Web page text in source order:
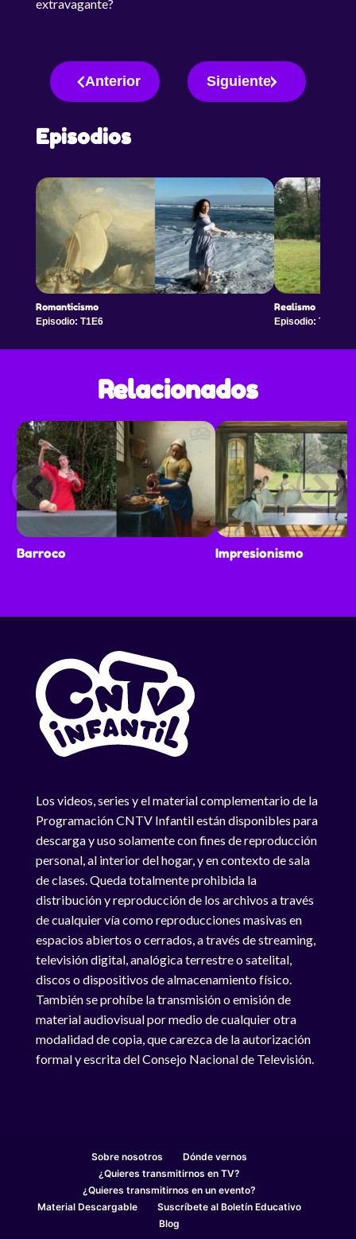
extravagante?
Anterior Siguiente
Episodios
Romanticismo
Episodio: T1E6
Realismo
Episodio: T1E7
Relacionados
Barroco Impresionismo
Los videos, series y el material complementario de la
Programación CNTV Infantil están disponibles para
descarga y uso solamente con fines de reproducción
personal, al interior del hogar, y en contexto de sala
de clases. Queda totalmente prohibida la
distribución y reproducción de los archivos a través
de cualquier vía como reproducciones masivas en
espacios abiertos o cerrados, a través de streaming,
televisión digital, analógica terrestre o satelital,
discos o dispositivos de almacenamiento físico.
También se prohíbe la transmisión o emisión de
material audiovisual por medio de cualquier otra
modalidad de copia, que carezca de la autorización
formal y escrita del Consejo Nacional de Televisión.
Sobre nosotros
Dónde vernos
¿Quieres transmitirnos en TV?
¿Quieres transmitirnos en un evento?
Material Descargable
Suscríbete al Boletín Educativo
Blog